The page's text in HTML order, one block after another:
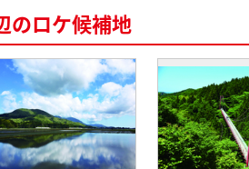
のロケ候補地